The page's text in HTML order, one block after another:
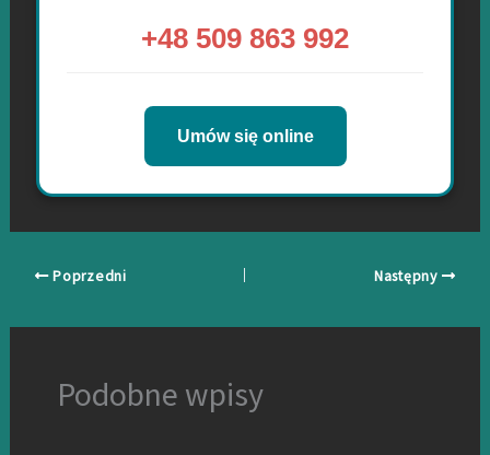
+48 509 863 992
Umów się online
Poprzedni Następny
Podobne wpisy